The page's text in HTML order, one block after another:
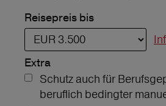
Reisepreis bis
Extra
Schutz auch für
beruflich bedingter